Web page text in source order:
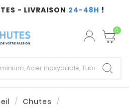
- LIVRAISON 24-48H !
0
Chutes